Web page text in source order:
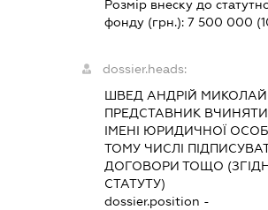
Розмір внеску до
фонду (грн.):7 500 000
dossier.heads:
ШВЕД АНДРІЙ
ПРЕДСТАВНИК ВЧИНЯТИ
ІМЕНІ ЮРИДИЧНОЇ
ТОМУ ЧИСЛІ
ДОГОВОРИ ТОЩО
СТАТУТУ)
dossier.position -